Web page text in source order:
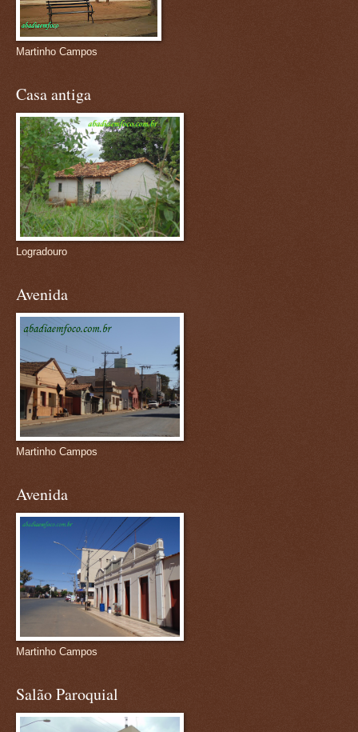
Martinho Campos
Casa antiga
Logradouro
Avenida
Martinho Campos
Avenida
Martinho Campos
Salão Paroquial